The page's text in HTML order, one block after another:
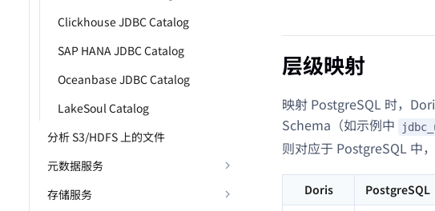
Clickhouse JDBC Catalog
SAP HANA JDBC Catalog
Oceanbase JDBC Catalog
LakeSoul Catalog
分析 S3/HDFS 上的文件
元数据服务
存储服务
层级映射
映射 PostgreSQL 时，
Schema（如示例中
则对应于 PostgreSQL 中
Doris
PostgreSQL